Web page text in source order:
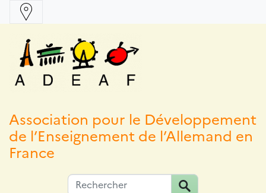
Association pour le Développement
de l’Enseignement de l’Allemand en
France